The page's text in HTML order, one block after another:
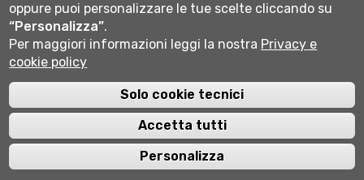
Università degli studi di Bergamo
24129 Bergamo
Centralino 035 2052111
oppure puoi personalizzare le tue scelte cliccando su
“Personalizza”.
Per maggiori informazioni leggi la nostra Privacy e
cookie policy
Solo cookie tecnici
Accetta tutti
Personalizza